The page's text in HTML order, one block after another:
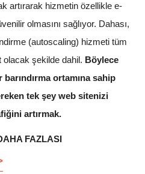
artırarak hizmetin özellikle e-
olmasını sağlıyor. Dahası,
(autoscaling) hizmeti tüm
olacak şekilde dahil. Böylece
ortamına sahip
tek şey web sitenizi
artırmak.
FAZLASI